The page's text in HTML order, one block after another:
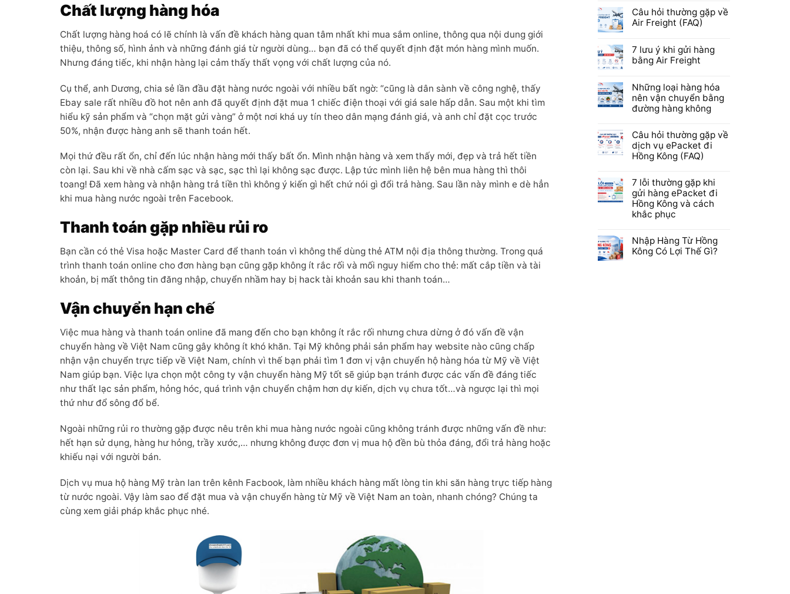
Chất lượng hàng hóa
Chất lượng hàng hoá có lẽ chính là vấn đề khách hàng quan tâm nhất khi mua sắm online, thông qua nội dung giới
thiệu, thông số, hình ảnh và những đánh giá từ người dùng… bạn đã có thể quyết định đặt món hàng mình muốn.
Nhưng đáng tiếc, khi nhận hàng lại cảm thấy thất vọng với chất lượng của nó.
Cụ thể, anh Dương, chia sẻ lần đầu đặt hàng nước ngoài với nhiều bất ngờ: “cũng là dân sành về công nghệ, thấy
Ebay sale rất nhiều đồ hot nên anh đã quyết định đặt mua 1 chiếc điện thoại với giá sale hấp dẫn. Sau một khi tìm
hiểu kỹ sản phẩm và “chọn mặt gửi vàng” ở một nơi khá uy tín theo dân mạng đánh giá, và anh chỉ đặt cọc trước
50%, nhận được hàng anh sẽ thanh toán hết.
Mọi thứ đều rất ổn, chỉ đến lúc nhận hàng mới thấy bất ổn. Mình nhận hàng và xem thấy mới, đẹp và trả hết tiền
còn lại. Sau khi về nhà cấm sạc và sạc, sạc thì lại không sạc được. Lập tức mình liên hệ bên mua hàng thì thôi
toang! Đã xem hàng và nhận hàng trả tiền thì không ý kiến gì hết chứ nói gì đổi trả hàng. Sau lần này mình e dè hẳn
khi mua hàng nước ngoài trên Facebook.
Thanh toán gặp nhiều rủi ro
Bạn cần có thẻ Visa hoặc Master Card để thanh toán vì không thể dùng thẻ ATM nội địa thông thường. Trong quá
trình thanh toán online cho đơn hàng bạn cũng gặp không ít rắc rối và mối nguy hiểm cho thẻ: mất cắp tiền và tài
khoản, bị mất thông tin đăng nhập, chuyển nhầm hay bị hack tài khoản sau khi thanh toán…
Vận chuyển hạn chế
Việc mua hàng và thanh toán online đã mang đến cho bạn không ít rắc rối nhưng chưa dừng ở đó vấn đề vận
chuyển hàng về Việt Nam cũng gây không ít khó khăn. Tại Mỹ không phải sản phẩm hay website nào cũng chấp
nhận vận chuyển trực tiếp về Việt Nam, chính vì thế bạn phải tìm 1 đơn vị vận chuyển hộ hàng hóa từ Mỹ về Việt
Nam giúp bạn. Việc lựa chọn một công ty vận chuyển hàng Mỹ tốt sẽ giúp bạn tránh được các vấn đề đáng tiếc
như thất lạc sản phẩm, hỏng hóc, quá trình vận chuyển chậm hơn dự kiến, dịch vụ chưa tốt…và ngược lại thì mọi
thứ như đổ sông đổ bể.
Ngoài những rủi ro thường gặp được nêu trên khi mua hàng nước ngoài cũng không tránh được những vấn đề như:
hết hạn sử dụng, hàng hư hỏng, trầy xước,… nhưng không được đơn vị mua hộ đền bù thỏa đáng, đổi trả hàng hoặc
khiếu nại với người bán.
Dịch vụ mua hộ hàng Mỹ tràn lan trên kênh Facbook, làm nhiều khách hàng mất lòng tin khi săn hàng trực tiếp hàng
từ nước ngoài. Vậy làm sao để đặt mua và vận chuyển hàng từ Mỹ về Việt Nam an toàn, nhanh chóng? Chúng ta
cùng xem giải pháp khắc phục nhé.
Câu hỏi thường gặp về
Air Freight (FAQ)
7 lưu ý khi gửi hàng
bằng Air Freight
Những loại hàng hóa
nên vận chuyển bằng
đường hàng không
Câu hỏi thường gặp về
dịch vụ ePacket đi
Hồng Kông (FAQ)
7 lỗi thường gặp khi
gửi hàng ePacket đi
Hồng Kông và cách
khắc phục
Nhập Hàng Từ Hồng
Kông Có Lợi Thế Gì?